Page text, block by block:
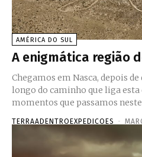
AMÉRICA DO SUL
A enigmática região
Chegamos em Nasca, depois
longo do caminho que liga esta
momentos que passamos
TERRAADENTROEXPEDICOES -